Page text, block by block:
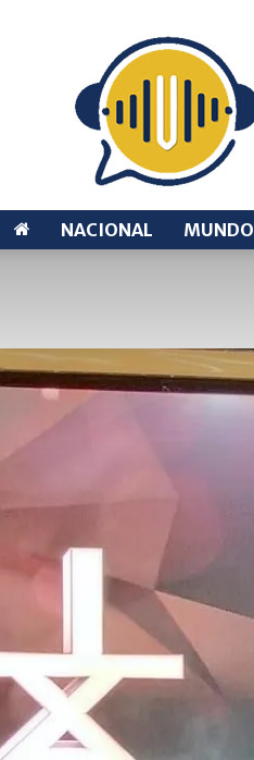
NACIONAL MUNDO